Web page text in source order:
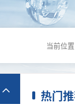
当前位置
热门